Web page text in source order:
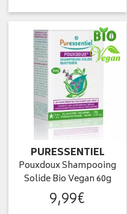
PURESSENTIEL
Pouxdoux Shampooing
Solide Bio Vegan 60g
9,99€